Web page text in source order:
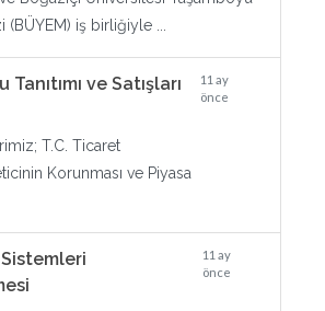
(BÜYEM) iş birliğiyle ...
ve Satışları
11 ay
önce
T.C. Ticaret
Korunması ve Piyasa
11 ay
önce